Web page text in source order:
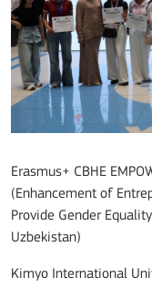
Erasmus+ CBHE
(Enhancement of
Provide Gender
Uzbekistan)
Kimyo International